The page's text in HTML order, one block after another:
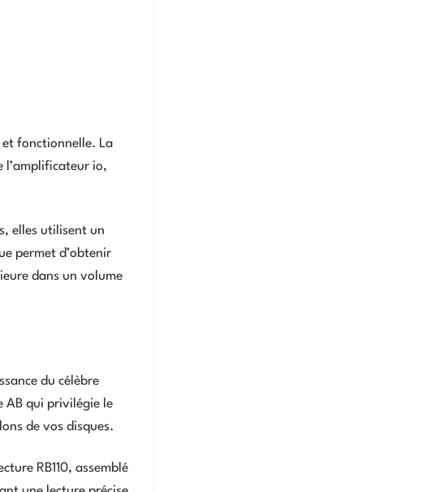
et fonctionnelle. La
l’amplificateur io,
elles utilisent un
permet d’obtenir
dans un volume
du célèbre
AB qui privilégie le
de vos disques.
RB110, assemblé